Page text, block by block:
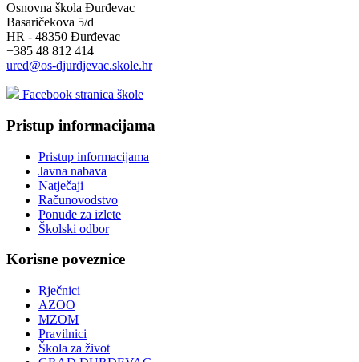
Osnovna škola Đurđevac
Basaričekova 5/d
HR - 48350 Đurđevac
+385 48 812 414
ured@os-djurdjevac.skole.hr
Facebook stranica škole
Pristup informacijama
Pristup informacijama
Javna nabava
Natječaji
Računovodstvo
Ponude za izlete
Školski odbor
Korisne poveznice
Rječnici
AZOO
MZOM
Pravilnici
Škola za život